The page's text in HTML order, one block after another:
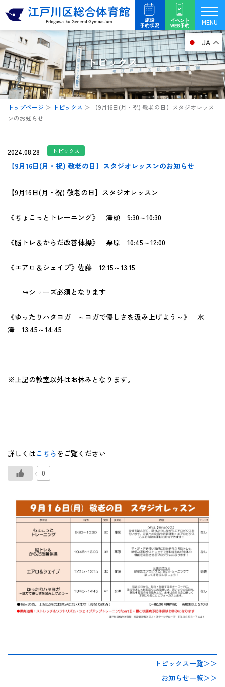
を
ス
キ
ッ
プ
MENU
トピックス
トップページ ＞ トピックス ＞
【9月16日(月・祝) 敬老の日】スタジオレッス
ンのお知らせ
2024.08.28 トピックス
【9月16日(月・祝) 敬老の日】スタジオレッスンのお知らせ
【9月16日(月・祝) 敬老の日】スタジオレッスン
《ちょこっとトレーニング》 澤頭 9:30～10:30
《脳トレ＆からだ改善体操》 栗原 10:45～12:00
《エアロ＆シェイプ》佐藤 12:15～13:15
↪シューズ必須となります
《ゆったりハタヨガ ～ヨガで優しさを汲み上げよう～》 水
澤 13:45～14:45
※上記の教室以外はお休みとなります。
詳しくはこちらをご覧ください
0
トピックス一覧＞＞
お知らせ一覧＞＞
JA